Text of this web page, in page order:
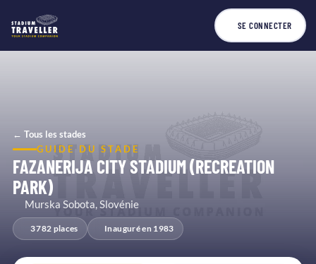
SE CONNECTER
← Tous les stades
GUIDE DU STADE
FAZANERIJA CITY STADIUM (RECREATION
PARK)
Murska Sobota, Slovénie
3 782 places Inauguré en 1983